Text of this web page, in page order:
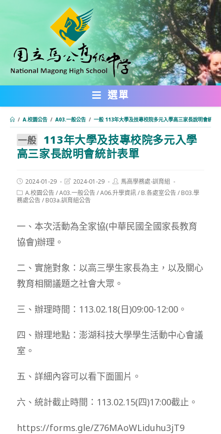
內
選單
/ A.校園公告 / A03.一般公告 / 一般 113年大學及技專校院多元入學高三家長說明會統計
一般
113年大學及技專校院多元入學
高三家長說明會統計表單
Post
published:
2024-01-29
Post
modified:
2024-01-29
Post
author:
馬高學務處-訓育組
Post
category:
A.校園公告/A03.一般公告/A06.升學資訊/ B.各處室公告/ B03.學
務處公告/ B03a.訓育組公告
一、本次活動為全家協(中華民國全國家長教育
協會)辦理。
二、實施對象：以高三學生家長為主，以及關心
教育相關議題之社會大眾。
三、辦理時間：113.02.18(日)09:00-12:00。
四、辦理地點：澎湖科技大學學生活動中心會議
室。
五、詳細內容可以看下面圖片。
六、統計截止時間：113.02.15(四)17:00截止。
https://forms.gle/Z76MAoWLiduhu3jT9